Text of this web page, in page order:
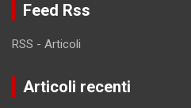
Feed Rss
RSS - Articoli
Articoli recenti